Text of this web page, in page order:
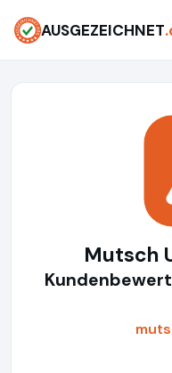
AUSGEZEICHNET
Mutsch